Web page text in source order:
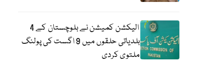
الیکشن کمیشن نے بلوچستان کے 4
بلدیاتی حلقوں میں 9 اگست کی پولنگ
ملتوی کردی